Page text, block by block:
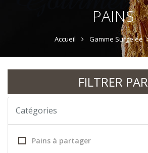
PAINS
Accueil Gamme Surgelée
FILTRER PAR
Catégories
Pains à partager